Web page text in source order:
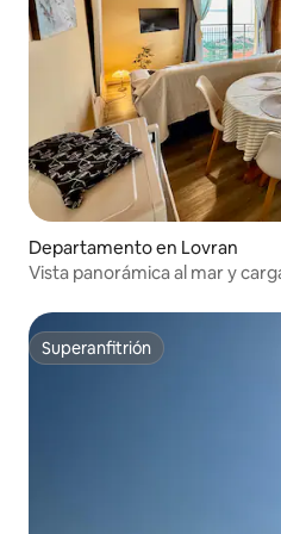
Departamento en Lovran
Vista panorámica al mar y
Superanfitrión
Superanfitrión